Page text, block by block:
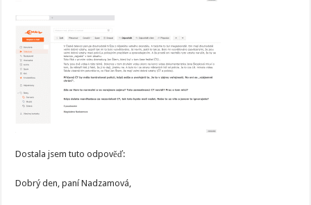
Dostala jsem tuto odpověď:
Dobrý den, paní Nadzamová,